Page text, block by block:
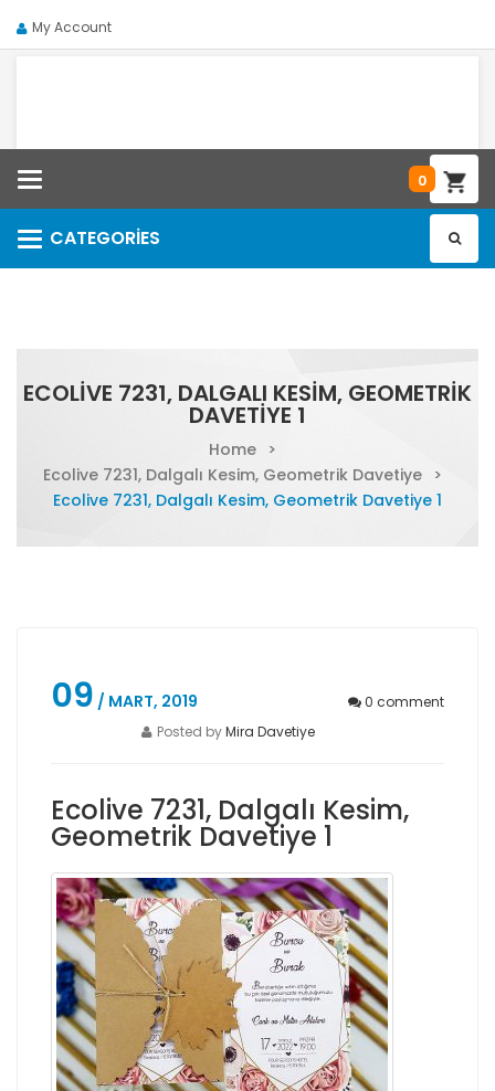
My Account
0
CATEGORIES
Categories
ECOLIVE 7231, DALGALI KESIM, GEOMETRIK
DAVETIYE 1
Home
>
Ecolive 7231, Dalgalı Kesim, Geometrik Davetiye
>
Ecolive 7231, Dalgalı Kesim, Geometrik Davetiye 1
09 / MART, 2019 0 comment
Posted byMira Davetiye
Ecolive 7231, Dalgalı Kesim,
Geometrik Davetiye 1